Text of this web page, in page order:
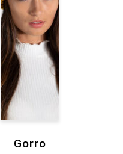
Gorro